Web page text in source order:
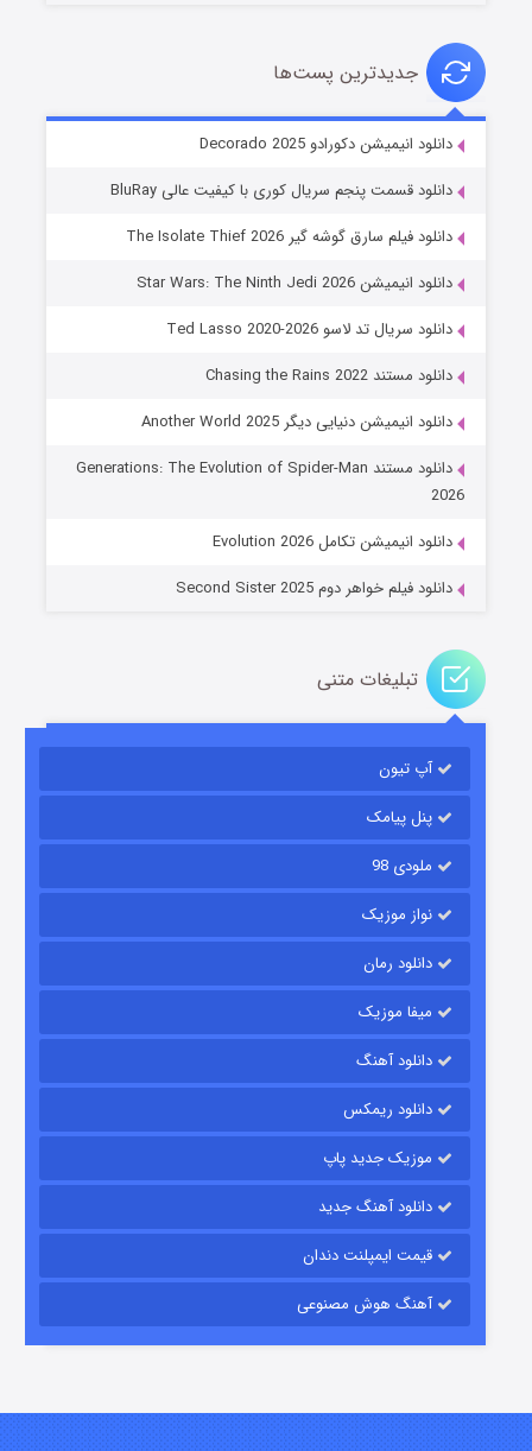
خاندان اژدها فصل ۳
جادوگری در مغولستان
قسمت۱۴ (زیرنویس) منتشر شد
باب اسفنجی فصل ۱۷
قسمت۶ (زیرنویس) منتشر شد
قسمت۱۵ (دوبله) منتشر شد
جدیدترین پست‌ها
دانلود انیمیشن دکورادو Decorado 2025
دانلود قسمت پنجم سریال کوری با کیفیت عالی BluRay
دانلود فیلم سارق گوشه گیر The Isolate Thief 2026
دانلود انیمیشن Star Wars: The Ninth Jedi 2026
دانلود سریال تد لاسو Ted Lasso 2020-2026
دانلود مستند Chasing the Rains 2022
دانلود انیمیشن دنیایی دیگر Another World 2025
دانلود مستند Generations: The Evolution of Spider-Man
2026
دانلود انیمیشن تکامل Evolution 2026
دانلود فیلم خواهر دوم Second Sister 2025
تبلیغات متنی
آپ تیون
پنل پیامک
ملودی 98
نواز موزیک
دانلود رمان
میفا موزیک
دانلود آهنگ
دانلود ریمکس
موزیک جدید پاپ
دانلود آهنگ جدید
قیمت ایمپلنت دندان
آهنگ هوش مصنوعی